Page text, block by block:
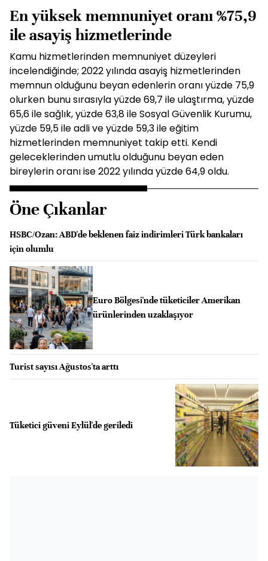
En yüksek memnuniyet oranı %75,9
ile asayiş hizmetlerinde
Kamu hizmetlerinden memnuniyet düzeyleri
incelendiğinde; 2022 yılında asayiş hizmetlerinden
memnun olduğunu beyan edenlerin oranı yüzde 75,9
olurken bunu sırasıyla yüzde 69,7 ile ulaştırma, yüzde
65,6 ile sağlık, yüzde 63,8 ile Sosyal Güvenlik Kurumu,
yüzde 59,5 ile adli ve yüzde 59,3 ile eğitim
hizmetlerinden memnuniyet takip etti. Kendi
geleceklerinden umutlu olduğunu beyan eden
bireylerin oranı ise 2022 yılında yüzde 64,9 oldu.
Öne Çıkanlar
HSBC/Ozan: ABD'de beklenen faiz indirimleri Türk bankaları
için olumlu
Euro Bölgesi'nde tüketiciler Amerikan
ürünlerinden uzaklaşıyor
Turist sayısı Ağustos'ta arttı
Tüketici güveni Eylül'de geriledi